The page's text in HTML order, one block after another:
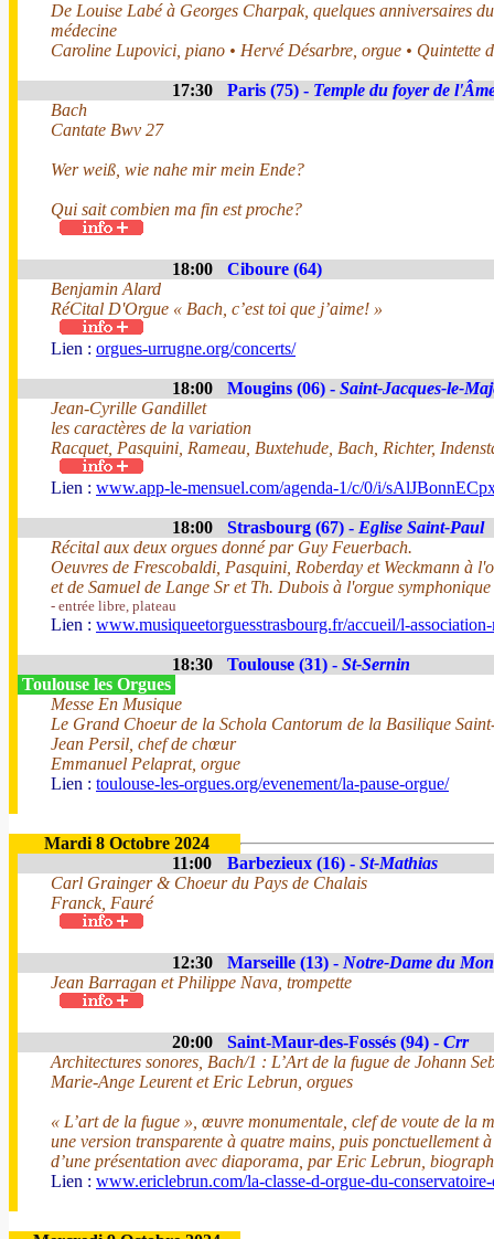
De Louise Labé à Georges Charpak, quelques anniversaires
médecine
Caroline Lupovici, piano • Hervé Désarbre, orgue • Quintette
17:30 Paris (75) - Temple du foyer de
Bach
Cantate Bwv 27
Wer weiß, wie nahe mir mein Ende?
Qui sait combien ma fin est proche?
18:00
Ciboure (64)
Benjamin Alard
RéCital D'Orgue « Bach, c’est toi que j’aime! »
Lien : orgues-urrugne.org/concerts/
18:00 Mougins (06) - Saint-Jacques-le-
Jean-Cyrille Gandillet
les caractères de la variation
Racquet, Pasquini, Rameau, Buxtehude, Bach, Richter,
Lien : www.app-le-mensuel.com/agenda-1/c/0/i/
18:00 Strasbourg (67) - Eglise Saint-Paul
Récital aux deux orgues donné par Guy Feuerbach.
Oeuvres de Frescobaldi, Pasquini, Roberday et Weckmann à
et de Samuel de Lange Sr et Th. Dubois à l'orgue symphonique
- entrée libre, plateau
Lien : www.musiqueetorguesstrasbourg.fr/accueil/l-
18:30 Toulouse (31) - St-Sernin
Toulouse les Orgues
Messe En Musique
Le Grand Choeur de la Schola Cantorum de la Basilique
Jean Persil, chef de chœur
Emmanuel Pelaprat, orgue
Lien : toulouse-les-orgues.org/evenement/la-pause-orgue/
Mardi 8 Octobre 2024
11:00
Barbezieux (16) - St-Mathias
Carl Grainger & Choeur du Pays de Chalais
Franck, Fauré
12:30 Marseille (13) - Notre-Dame du
Jean Barragan et Philippe Nava, trompette
20:00 Saint-Maur-des-Fossés (94) - Crr
Architectures sonores, Bach/1 : L’Art de la fugue de Johann
Marie-Ange Leurent et Eric Lebrun, orgues
« L’art de la fugue », œuvre monumentale, clef de voute de la
une version transparente à quatre mains, puis ponctuellement
d’une présentation avec diaporama, par Eric Lebrun,
Lien : www.ericlebrun.com/la-classe-d-orgue-du-